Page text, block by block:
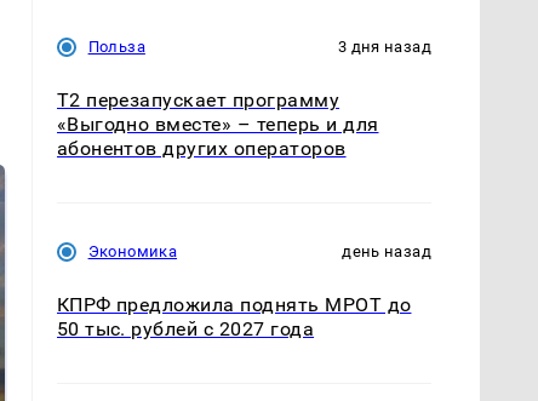
Польза 3 дня назад
Т2 перезапускает программу
«Выгодно вместе» – теперь и для
абонентов других операторов
Экономика день назад
КПРФ предложила поднять МРОТ до
50 тыс. рублей с 2027 года